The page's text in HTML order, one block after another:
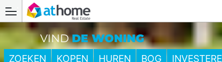
VIND DE WONING
ZOEKEN KOPEN HUREN BOG